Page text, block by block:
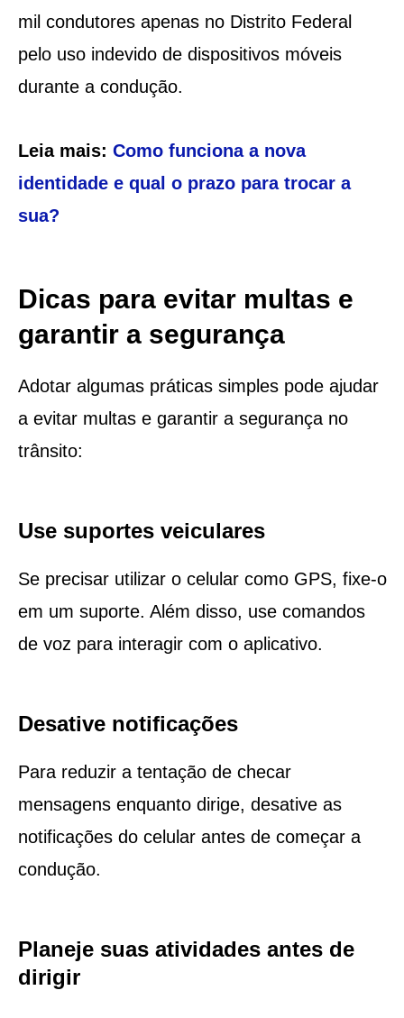
mil condutores apenas no Distrito Federal
pelo uso indevido de dispositivos móveis
durante a condução.
Leia mais: Como funciona a nova
identidade e qual o prazo para trocar a
sua?
Dicas para evitar multas e
garantir a segurança
Adotar algumas práticas simples pode ajudar
a evitar multas e garantir a segurança no
trânsito:
Use suportes veiculares
Se precisar utilizar o celular como GPS, fixe-o
em um suporte. Além disso, use comandos
de voz para interagir com o aplicativo.
Desative notificações
Para reduzir a tentação de checar
mensagens enquanto dirige, desative as
notificações do celular antes de começar a
condução.
Planeje suas atividades antes de
dirigir